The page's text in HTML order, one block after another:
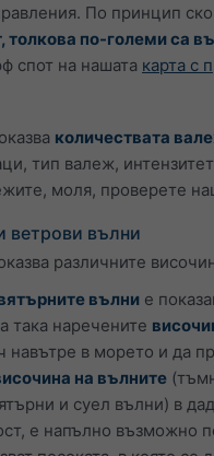
По принцип
толкова по-големи са
спот на нашата карта с
количествата
тип валеж,
моля, проверете
ветрови вълни
различните
вълни е
така наречените
навътре в морето и да
на вълните
и суел вълни) в
е напълно възможно